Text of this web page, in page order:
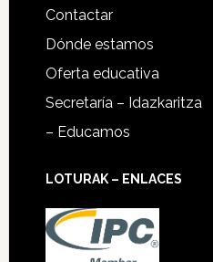
Contactar
Dónde estamos
Oferta educativa
Secretaría – Idazkaritza
– Educamos
LOTURAK – ENLACES